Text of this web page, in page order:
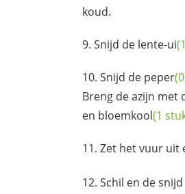
koud.
Snijd de lente-ui
Snijd de peper
Breng de azijn met
en bloemkool(1
Zet het vuur uit
Schil en de